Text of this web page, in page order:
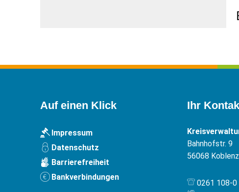
Auf einen Klick
Impressum
Datenschutz
Barrierefreiheit
Bankverbindungen
Ihr
Bahnhofstr. 9
56068 Koblenz
0261 108-0